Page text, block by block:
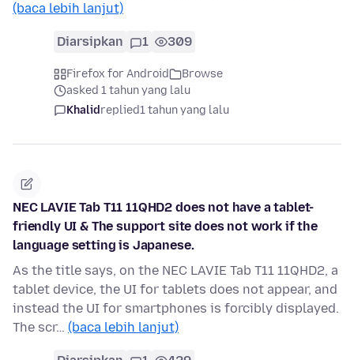
(baca lebih lanjut)
Diarsipkan 1 309
Firefox for Android
Browse
asked 1 tahun yang lalu
Khalidreplied1 tahun yang lalu
NEC LAVIE Tab T11 11QHD2 does not have a tablet-
friendly UI & The support site does not work if the
language setting is Japanese.
As the title says, on the NEC LAVIE Tab T11 11QHD2, a
tablet device, the UI for tablets does not appear, and
instead the UI for smartphones is forcibly displayed.
The scr… (baca lebih lanjut)